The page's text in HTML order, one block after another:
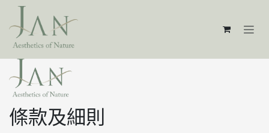
跳至內容
條款及細則